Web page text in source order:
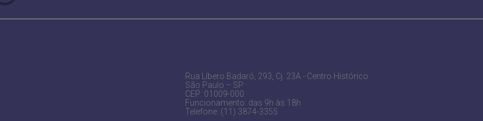
Rua Líbero Badaró, 293, Cj. 23A - Centro Histórico
São Paulo – SP
CEP: 01009-000
Funcionamento: das 9h às 18h
Telefone: (11) 3874-3355